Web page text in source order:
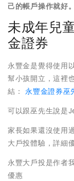
己的帳戶操作就好。
未成年兒
金證券
永豐金是覺得使用
幫小孩開立，這裡
結： 永豐金證券巫
可以跟巫先生說是
家長如果還沒使用
大戶投體驗，詳細
永豐大戶投是作者
優惠